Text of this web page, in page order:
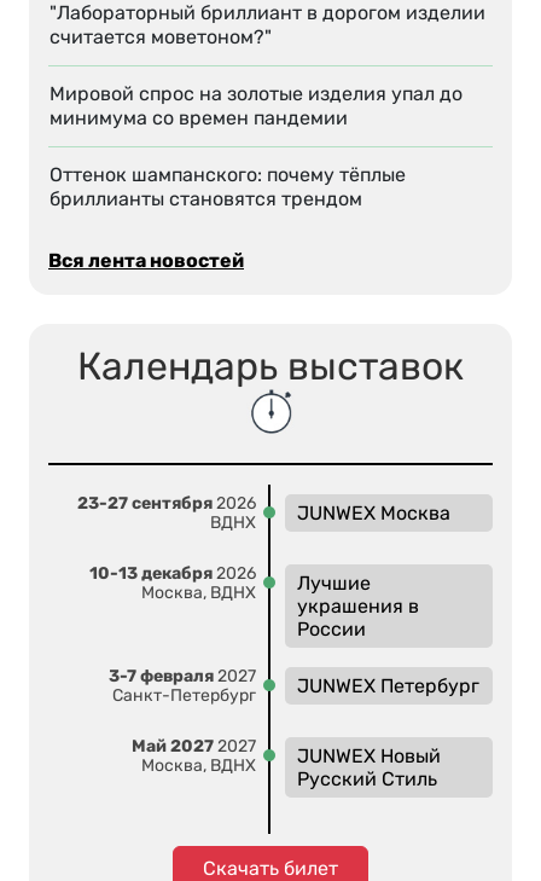
"Лабораторный бриллиант в дорогом изделии
считается моветоном?"
Мировой спрос на золотые изделия упал до
минимума со времен пандемии
Оттенок шампанского: почему тёплые
бриллианты становятся трендом
Вся лента новостей
Календарь выставок
23-27 сентября2026
ВДНХ
JUNWEX Москва
10-13 декабря2026
Москва, ВДНХ
Лучшие
украшения в
России
3-7 февраля2027
Санкт-Петербург
JUNWEX Петербург
Май 20272027
Москва, ВДНХ
JUNWEX Новый
Русский Стиль
Скачать билет